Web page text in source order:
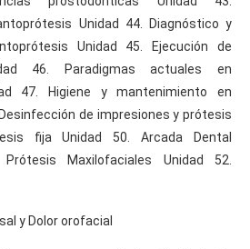
Unidad 44. Diagnóstico y
Unidad 45. Ejecución de
46. Paradigmas actuales en
47. Higiene y mantenimiento en
de impresiones y prótesis
fija Unidad 50. Arcada Dental
Maxilofaciales Unidad 52.
y Dolor orofacial